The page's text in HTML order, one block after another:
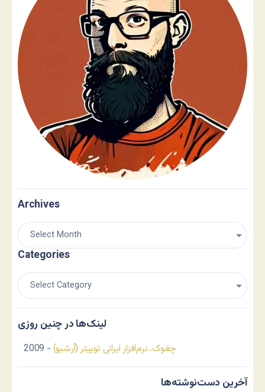
Archives
Categories
لینک‌ها در چنین روزی
چغوک، نرم‌افزار ایرانی توییتر (آرشیو) - 2009
آخرین دست‌نوشته‌ها